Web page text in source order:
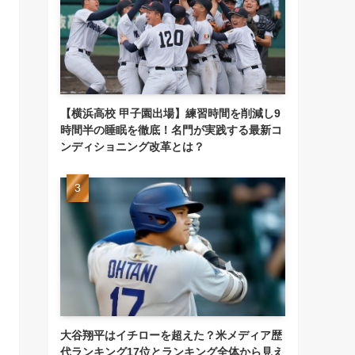
【横浜高校 甲子園出場】練習時間を削減し9
時間半の睡眠を徹底！名門が実践する最新コ
ンディショニング改革とは？
大谷翔平はイチローを超えた？米メディア歴
代ランキング17位とランキング全体から見え